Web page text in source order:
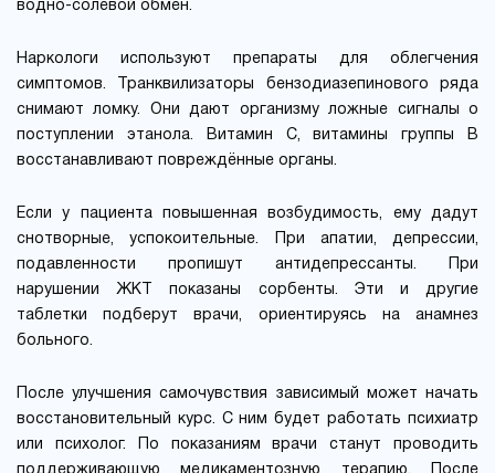
водно-солевой обмен.
Наркологи используют препараты для облегчения
симптомов. Транквилизаторы бензодиазепинового ряда
снимают ломку. Они дают организму ложные сигналы о
поступлении этанола. Витамин С, витамины группы B
восстанавливают повреждённые органы.
Если у пациента повышенная возбудимость, ему дадут
снотворные, успокоительные. При апатии, депрессии,
подавленности пропишут антидепрессанты. При
нарушении ЖКТ показаны сорбенты. Эти и другие
таблетки подберут врачи, ориентируясь на анамнез
больного.
После улучшения самочувствия зависимый может начать
восстановительный курс. С ним будет работать психиатр
или психолог. По показаниям врачи станут проводить